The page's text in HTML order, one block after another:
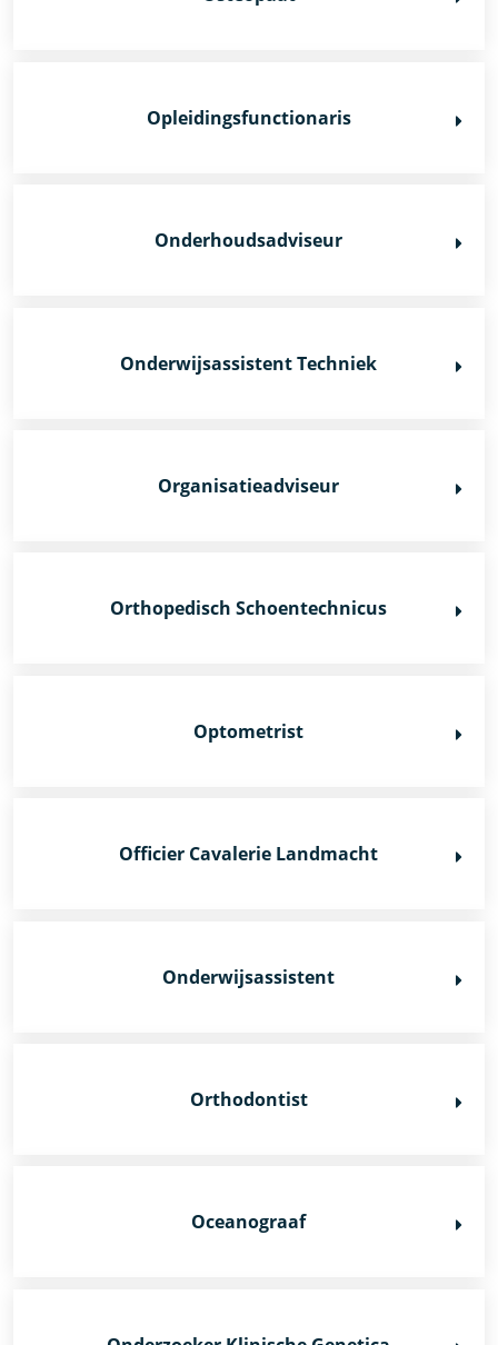
Opleidingsfunctionaris
Onderhoudsadviseur
Onderwijsassistent Techniek
Organisatieadviseur
Orthopedisch Schoentechnicus
Optometrist
Officier Cavalerie Landmacht
Onderwijsassistent
Orthodontist
Oceanograaf